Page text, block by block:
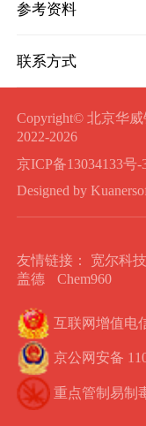
参考资料
联系方式
Copyright© 北京华
2022-2026
京ICP备13034133号-
Designed by
友情链接： 宽尔科技
盖德
Chem960
互联网增值电
京公网安备
重点管制易制